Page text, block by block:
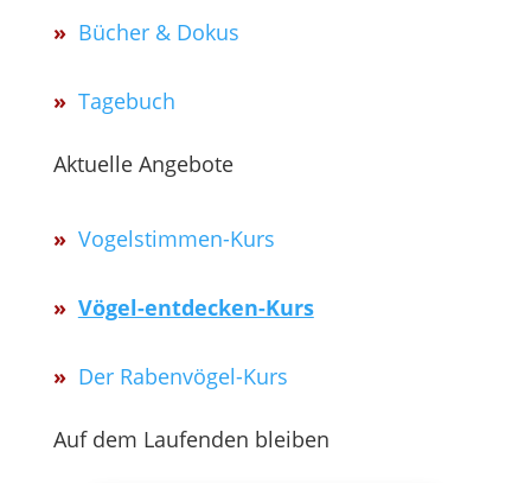
» Bücher & Dokus
» Tagebuch
Aktuelle Angebote
» Vogelstimmen-Kurs
» Vögel-entdecken-Kurs
» Der Rabenvögel-Kurs
Auf dem Laufenden bleiben